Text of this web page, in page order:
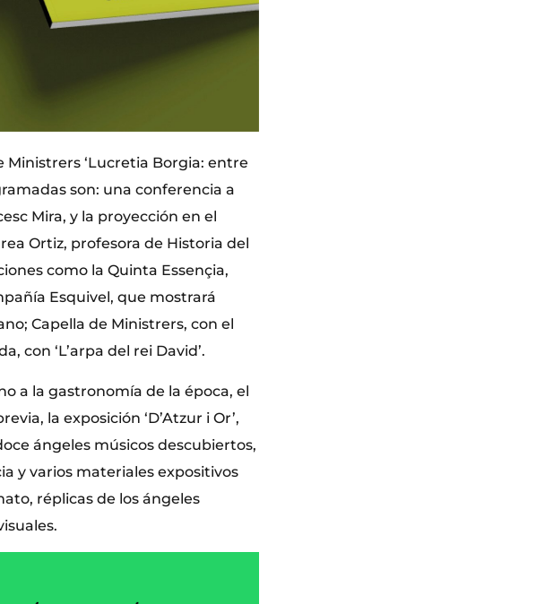
Ministrers ‘Lucretia Borgia: entre
son: una conferencia a
Mira, y la proyección en el
Ortiz, profesora de Historia del
como la Quinta Essençia,
Esquivel, que mostrará
Capella de Ministrers, con el
con ‘L’arpa del rei David’.
a la gastronomía de la época, el
la exposición ‘D’Atzur i Or’,
ángeles músicos descubiertos,
y varios materiales expositivos
réplicas de los ángeles